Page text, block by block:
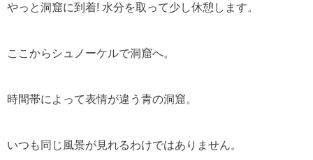
やっと洞窟に到着! 水分を取って少し休憩します。
ここからシュノーケルで洞窟へ。
時間帯によって表情が違う青の洞窟。
いつも同じ風景が見れるわけではありません。